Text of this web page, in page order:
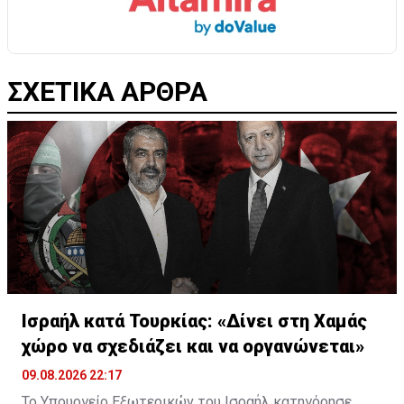
ΣΧΕΤΙΚΑ ΑΡΘΡΑ
Ισραήλ κατά Τουρκίας: «Δίνει στη Χαμάς
χώρο να σχεδιάζει και να οργανώνεται»
09.08.2026 22:17